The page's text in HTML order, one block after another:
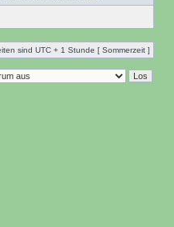
sind UTC + 1 Stunde [ Sommerzeit ]